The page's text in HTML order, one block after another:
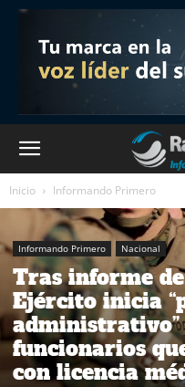
Inicio Informando Primero
Informando Primero Nacional
Tras informe
Ejército inicia
funcionarios
con licencia